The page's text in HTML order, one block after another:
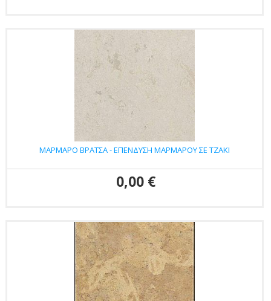
ΜΑΡΜΑΡΟ ΒΡΑΤΣΑ - ΕΠΕΝΔΥΣΗ ΜΑΡΜΑΡΟΥ ΣΕ ΤΖΑΚΙ
0,00 €